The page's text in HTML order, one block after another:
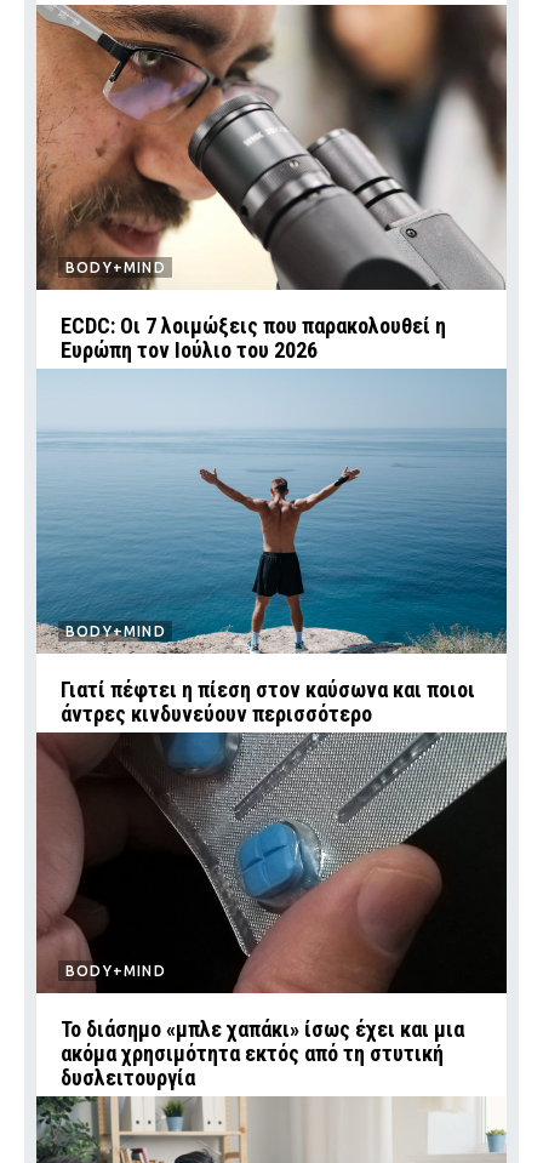
BODY+MIND
ECDC: Οι 7 λοιμώξεις που παρακολουθεί η
Ευρώπη τον Ιούλιο του 2026
BODY+MIND
Γιατί πέφτει η πίεση στον καύσωνα και ποιοι
άντρες κινδυνεύουν περισσότερο
BODY+MIND
Το διάσημο «μπλε χαπάκι» ίσως έχει και μια
ακόμα χρησιμότητα εκτός από τη στυτική
δυσλειτουργία